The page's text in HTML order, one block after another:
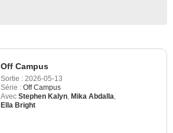
Off Campus
Sortie : 2026-05-13
Série : Off Campus
Avec Stephen Kalyn Mika Abdalla
Ella Bright